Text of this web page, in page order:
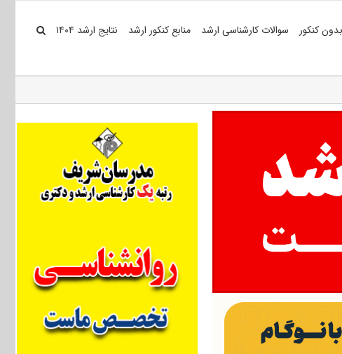
کنکور سوالات کارشناسی ارشد منابع کنکور ارشد نتایج ارشد ۱۴۰۴